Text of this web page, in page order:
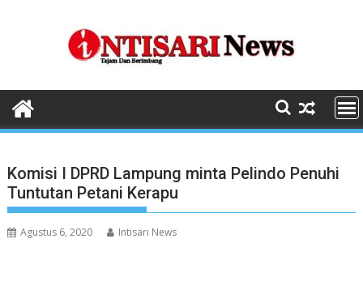
Komisi I DPRD Lampung minta Pelindo Penuhi
Tuntutan Petani Kerapu
Agustus 6, 2020 Intisari News